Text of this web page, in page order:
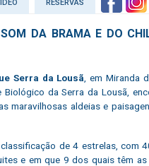
RESERVAS
DA BRAMA E DO
Serra da Lousã , em Miranda
da Serra da Lousã,
maravilhosas aldeias e
classificação de 4 estrelas, com
e em que 9 dos quais têm